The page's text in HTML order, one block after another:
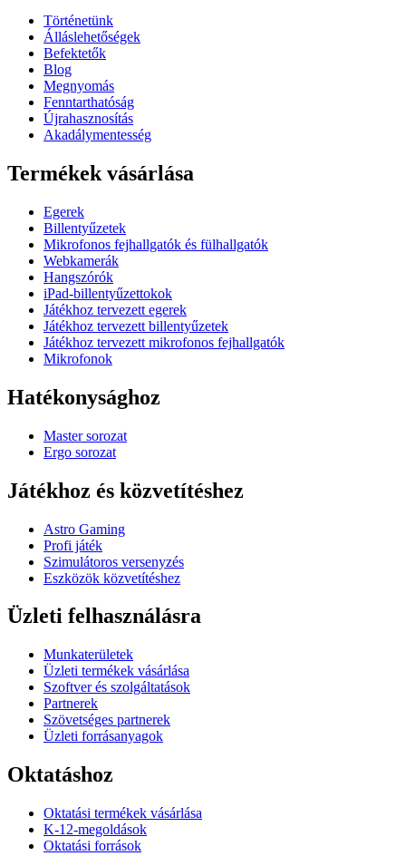
Történetünk
Álláslehetőségek
Befektetők
Blog
Megnyomás
Fenntarthatóság
Újrahasznosítás
Akadálymentesség
Termékek vásárlása
Egerek
Billentyűzetek
Mikrofonos fejhallgatók és fülhallgatók
Webkamerák
Hangszórók
iPad-billentyűzettokok
Játékhoz tervezett egerek
Játékhoz tervezett billentyűzetek
Játékhoz tervezett mikrofonos fejhallgatók
Mikrofonok
Hatékonysághoz
Master sorozat
Ergo sorozat
Játékhoz és közvetítéshez
Astro Gaming
Profi játék
Szimulátoros versenyzés
Eszközök közvetítéshez
Üzleti felhasználásra
Munkaterületek
Üzleti termékek vásárlása
Szoftver és szolgáltatások
Partnerek
Szövetséges partnerek
Üzleti forrásanyagok
Oktatáshoz
Oktatási termékek vásárlása
K-12-megoldások
Oktatási források